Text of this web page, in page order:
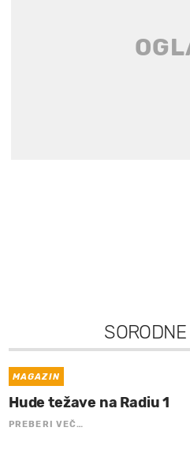
SORODNE
MAGAZIN
Hude težave na Radiu 1
PREBERI VEČ…